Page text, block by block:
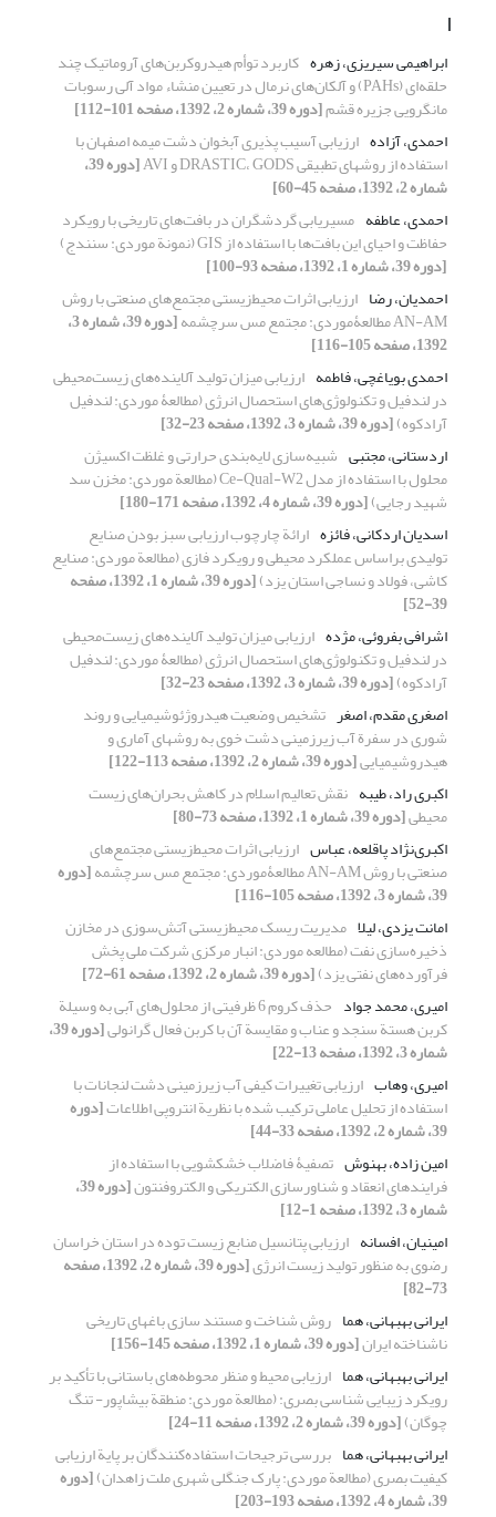
ا
ابراهیمی سیریزی، زهره کاربرد توأم هیدروکربن‌های آروماتیک چند
حلقه‌ای (PAHs) و آلکان‌های نرمال در تعیین منشاء مواد آلی رسوبات
مانگرویی جزیره قشم[دوره 39، شماره 2، 1392، صفحه 101-112]
احمدی، آزاده ارزیابی آسیب پذیری آبخوان دشت میمه اصفهان با
استفاده از روشهای تطبیقی DRASTIC، GODS و AVI [دوره 39،
شماره 2، 1392، صفحه 45-60]
احمدی، عاطفه مسیریابی گردشگران در بافت‌های تاریخی با رویکرد
حفاظت و احیای این بافت‌ها با استفاده از GIS (نمونة موردی: سنندج)
[دوره 39، شماره 1، 1392، صفحه 93-100]
احمدیان، رضا ارزیابی اثرات محیط‌زیستی مجتمع‌های صنعتی با روش
AN-AM مطالعۀموردی: مجتمع مس سرچشمه [دوره 39، شماره 3،
1392، صفحه 105-116]
احمدی بویاغچی، فاطمه ارزیابی میزان تولید آلاینده‌های زیست‌محیطی
در لند‌فیل و تکنولوژی‌های استحصال انرژی (مطالعۀ موردی: لند‌فیل
آرادکوه)[دوره 39، شماره 3، 1392، صفحه 23-32]
اردستانی، مجتبی شبیه‌سازی لایه‌بندی حرارتی و غلظت اکسیژن
محلول با استفاده از مدل Ce-Qual-W2 (مطالعة موردی: مخزن سد
شهید رجایی)[دوره 39، شماره 4، 1392، صفحه 171-180]
اسدیان اردکانی، فائزه ارائة چارچوب ارزیابی سبز بودن صنایع
تولیدی براساس عملکرد محیطی و رویکرد فازی (مطالعة موردی: صنایع
کاشی، فولاد و نساجی استان یزد) [دوره 39، شماره 1، 1392، صفحه
39-52]
اشرافی بفروئی، مژده ارزیابی میزان تولید آلاینده‌های زیست‌محیطی
در لند‌فیل و تکنولوژی‌های استحصال انرژی (مطالعۀ موردی: لند‌فیل
آرادکوه)[دوره 39، شماره 3، 1392، صفحه 23-32]
اصغری مقدم، اصغر تشخیص وضعیت هیدروژئوشیمیایی و روند
شوری در سفرة آب ‌زیرزمینی دشت خوی به روشهای آماری و
هیدروشیمیایی[دوره 39، شماره 2، 1392، صفحه 113-122]
اکبری راد، طیبه نقش تعالیم اسلام در کاهش بحران‌های زیست
محیطی[دوره 39، شماره 1، 1392، صفحه 73-80]
اکبری‌نژاد پاقلعه، عباس ارزیابی اثرات محیط‌زیستی مجتمع‌های
صنعتی با روش AN-AM مطالعۀموردی: مجتمع مس سرچشمه [دوره
39، شماره 3، 1392، صفحه 105-116]
امانت یزدی، لیلا مدیریت ریسک محیط‌زیستی آتش‌سوزی در مخازن
ذخیره‌سازی نفت (مطالعه موردی: انبار مرکزی شرکت ملی پخش
فرآورده‌های نفتی یزد)[دوره 39، شماره 2، 1392، صفحه 61-72]
امیری، محمد جواد
حذف کروم 6 ظرفیتی از محلول‌های آبی به وسیلة
کربن هستة سنجد و عناب و مقایسة آن با کربن فعال گرانولی [دوره 39،
شماره 3، 1392، صفحه 13-22]
امیری، وهاب ارزیابی تغییرات کیفی آب زیرزمینی دشت لنجانات با
استفاده از تحلیل عاملی ترکیب شده با نظریة انتروپی اطلاعات[دوره
39، شماره 2، 1392، صفحه 33-44]
امین زاده، بهنوش تصفیۀ فاضلاب خشکشویی با استفاده از
فرایندهای انعقاد و شناورسازی الکتریکی و الکتروفنتون [دوره 39،
شماره 3، 1392، صفحه 1-12]
امینیان، افسانه ارزیابی پتانسیل منابع زیست توده در استان خراسان
رضوی به منظور تولید زیست انرژی [دوره 39، شماره 2، 1392، صفحه
73-82]
ایرانی بهبهانی، هما روش شناخت و مستند سازی باغهای تاریخی
ناشناخته ایران[دوره 39، شماره 1، 1392، صفحه 145-156]
ایرانی بهبهانی، هما ارزیابی محیط و منظر محوطه‌های باستانی با تأکید بر
رویکرد زیبایی شناسی بصری: (مطالعة موردی: منطقة بیشاپور- تنگ
چوگان)[دوره 39، شماره 2، 1392، صفحه 11-24]
ایرانی بهبهانی، هما بررسی ترجیحات استفاده‌کنندگان بر پایة ارزیابی
کیفیت بصری (مطالعة موردی: پارک جنگلی شهری ملت زاهدان)[دوره
39، شماره 4، 1392، صفحه 193-203]